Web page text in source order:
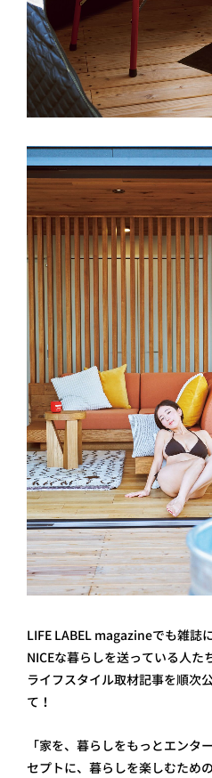
LIFE LABEL magazineでも雑誌
NICEな暮らしを送っている人た
ライフスタイル取材記事を順次
て！
「家を、暮らしをもっとエンタ
セプトに、暮らしを楽しむため